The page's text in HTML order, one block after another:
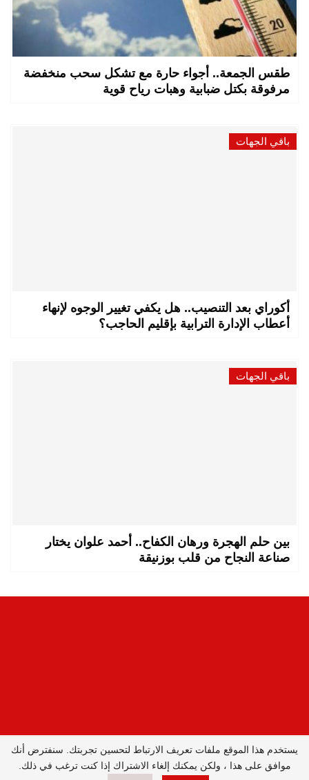
طقس الجمعة.. أجواء حارة مع تشكل سحب منخفضة
مرفوقة بكتل ضبابية وهبات رياح قوية
باقي الجهات
أكوراي بعد التنصيب.. هل يكفي تغيير الوجوه لإنهاء
أعطاب الإدارة الترابية بإقليم الحاجب؟
باقي الجهات
بين حلم الهجرة ورهان الكفاح.. أحمد علوان يختار
صناعة النجاح من قلب بوزنيقة
المدير العام : ليلى البصري بصيري /
جميع الحقوق محفوظة © 2026
يستخدم هذا الموقع ملفات تعريف الارتباط لتحسين تجربتك. سنفترض أنك
موافق على هذا ، ولكن يمكنك إلغاء الاشتراك إذا كنت ترغب في ذلك.